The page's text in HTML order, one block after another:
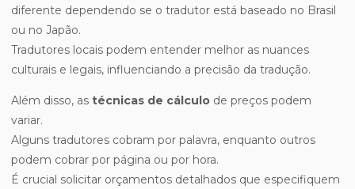
diferente dependendo se o tradutor está baseado no Brasil
ou no Japão.
Tradutores locais podem entender melhor as nuances
culturais e legais, influenciando a precisão da tradução.
Além disso, as técnicas de cálculo de preços podem
variar.
Alguns tradutores cobram por palavra, enquanto outros
podem cobrar por página ou por hora.
É crucial solicitar orçamentos detalhados que especifiquem